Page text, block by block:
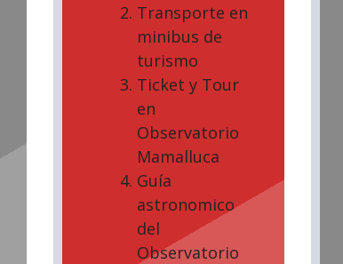
Transporte en
minibus de
turismo
Ticket y Tour
en
Observatorio
Mamalluca
Guía
astronomico
del
Observatorio